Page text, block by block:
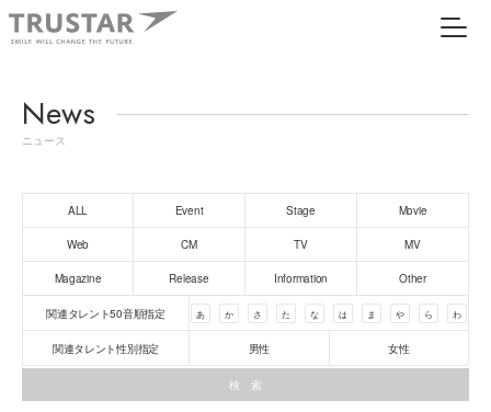
News
ニュース
ALL Event Stage Movie
Web CM TV MV
Magazine Release Information Other
関連タレント50音順指定 あ か さ た な は ま や ら わ
関連タレント性別指定 男性 女性